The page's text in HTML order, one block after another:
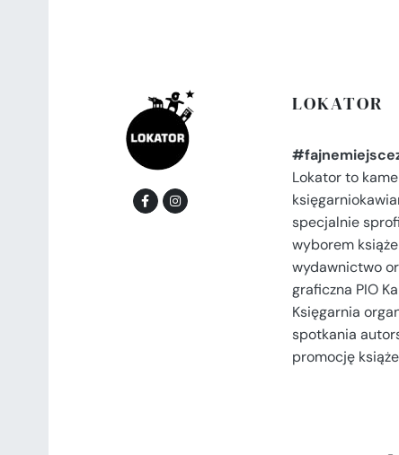
LOKATOR
Lokator to
specjalnie
wyborem
wydawnictwo
graficzna PIO
Księgarnia
spotkania
promocję